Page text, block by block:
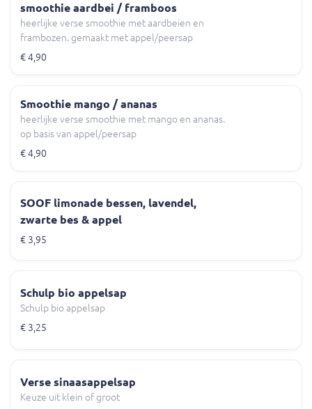
smoothie aardbei / framboos
heerlijke verse smoothie met aardbeien en
frambozen. gemaakt met appel/peersap
€ 4,90
Smoothie mango / ananas
heerlijke verse smoothie met mango en ananas.
op basis van appel/peersap
€ 4,90
SOOF limonade bessen, lavendel,
zwarte bes & appel
€ 3,95
Schulp bio appelsap
Schulp bio appelsap
€ 3,25
Verse sinaasappelsap
Keuze uit klein of groot